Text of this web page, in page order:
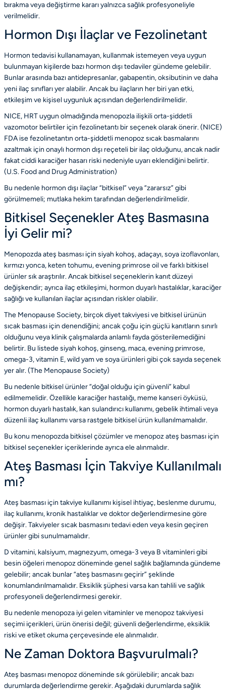
bırakma veya değiştirme kararı yalnızca sağlık profesyoneliyle
verilmelidir.
Hormon Dışı İlaçlar ve Fezolinetant
Hormon tedavisi kullanamayan, kullanmak istemeyen veya uygun
bulunmayan kişilerde bazı hormon dışı tedaviler gündeme gelebilir.
Bunlar arasında bazı antidepresanlar, gabapentin, oksibutinin ve daha
yeni ilaç sınıfları yer alabilir. Ancak bu ilaçların her biri yan etki,
etkileşim ve kişisel uygunluk açısından değerlendirilmelidir.
NICE, HRT uygun olmadığında menopozla ilişkili orta-şiddetli
vazomotor belirtiler için fezolinetantı bir seçenek olarak önerir. (NICE)
FDA ise fezolinetantın orta-şiddetli menopoz sıcak basmalarını
azaltmak için onaylı hormon dışı reçeteli bir ilaç olduğunu, ancak nadir
fakat ciddi karaciğer hasarı riski nedeniyle uyarı eklendiğini belirtir.
(U.S. Food and Drug Administration)
Bu nedenle hormon dışı ilaçlar “bitkisel” veya “zararsız” gibi
görülmemeli; mutlaka hekim tarafından değerlendirilmelidir.
Bitkisel Seçenekler Ateş Basmasına
İyi Gelir mi?
Menopozda ateş basması için siyah kohoş, adaçayı, soya izoflavonları,
kırmızı yonca, keten tohumu, evening primrose oil ve farklı bitkisel
ürünler sık araştırılır. Ancak bitkisel seçeneklerin kanıt düzeyi
değişkendir; ayrıca ilaç etkileşimi, hormon duyarlı hastalıklar, karaciğer
sağlığı ve kullanılan ilaçlar açısından riskler olabilir.
The Menopause Society, birçok diyet takviyesi ve bitkisel ürünün
sıcak basması için denendiğini; ancak çoğu için güçlü kanıtların sınırlı
olduğunu veya klinik çalışmalarda anlamlı fayda gösterilemediğini
belirtir. Bu listede siyah kohoş, ginseng, maca, evening primrose,
omega-3, vitamin E, wild yam ve soya ürünleri gibi çok sayıda seçenek
yer alır. (The Menopause Society)
Bu nedenle bitkisel ürünler “doğal olduğu için güvenli” kabul
edilmemelidir. Özellikle karaciğer hastalığı, meme kanseri öyküsü,
hormon duyarlı hastalık, kan sulandırıcı kullanımı, gebelik ihtimali veya
düzenli ilaç kullanımı varsa rastgele bitkisel ürün kullanılmamalıdır.
Bu konu menopozda bitkisel çözümlerve menopoz ateş basması için
bitkisel seçenekler içeriklerinde ayrıca ele alınmalıdır.
Ateş Basması İçin Takviye Kullanılmalı
mı?
Ateş basması için takviye kullanımı kişisel ihtiyaç, beslenme durumu,
ilaç kullanımı, kronik hastalıklar ve doktor değerlendirmesine göre
değişir. Takviyeler sıcak basmasını tedavi eden veya kesin geçiren
ürünler gibi sunulmamalıdır.
D vitamini, kalsiyum, magnezyum, omega-3 veya B vitaminleri gibi
besin öğeleri menopoz döneminde genel sağlık bağlamında gündeme
gelebilir; ancak bunlar “ateş basmasını geçirir” şeklinde
konumlandırılmamalıdır. Eksiklik şüphesi varsa kan tahlili ve sağlık
profesyoneli değerlendirmesi gerekir.
Bu nedenle menopoza iyi gelen vitaminlerve menopoz takviyesi
seçimi içerikleri, ürün önerisi değil; güvenli değerlendirme, eksiklik
riski ve etiket okuma çerçevesinde ele alınmalıdır.
Ne Zaman Doktora Başvurulmalı?
Ateş basması menopoz döneminde sık görülebilir; ancak bazı
durumlarda değerlendirme gerekir. Aşağıdaki durumlarda sağlık